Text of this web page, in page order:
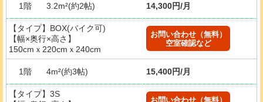
1階 3.2m²(約2帖) 14,300円/月
【タイプ】BOX(バイク可)
【幅×奥行×高さ】
150cmｘ220cmｘ240cm
お問い合わせ（無料）
空室確認など
1階 4m²(約3帖) 15,400円/月
【タイプ】3S
お問い合わせ（無料）